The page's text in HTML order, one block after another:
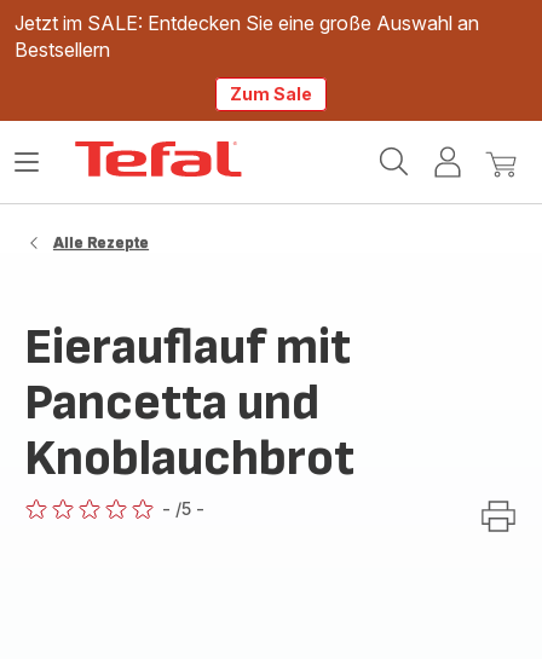
Jetzt im SALE: Entdecken Sie eine große Auswahl an
Bestsellern
Zum Sale
Mein
Mein
Das
Alle Rezepte
Eierauflauf mit
Pancetta und
Knoblauchbrot
- /5 -